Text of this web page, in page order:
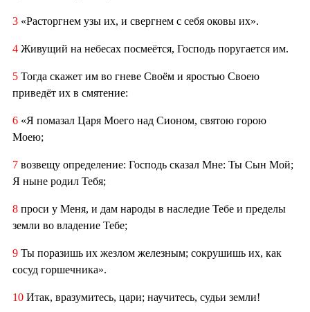
3 «Расторгнем узы их, и свергнем с себя оковы их».
4 Живущий на небесах посмеётся, Господь поругается им.
5 Тогда скажет им во гневе Своём и яростью Своею
приведёт их в смятение:
6 «Я помазал Царя Моего над Сионом, святою горою
Моею;
7 возвещу определение: Господь сказал Мне: Ты Сын Мой;
Я ныне родил Тебя;
8 проси у Меня, и дам народы в наследие Тебе и пределы
земли во владение Тебе;
9 Ты поразишь их жезлом железным; сокрушишь их, как
сосуд горшечника».
10 Итак, вразумитесь, цари; научитесь, судьи земли!